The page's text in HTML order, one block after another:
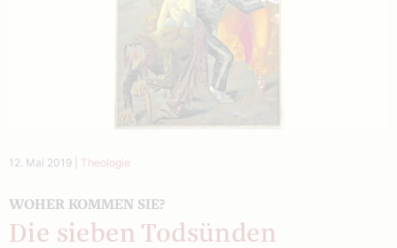
12. Mai 2019 Theologie
WOHER KOMMEN SIE?
Die sieben Todsünden